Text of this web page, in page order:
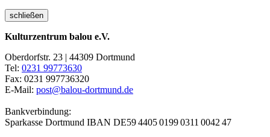
schließen
Kulturzentrum balou e.V.
Oberdorfstr. 23 | 44309 Dortmund
Tel: 0231 99773630
Fax: 0231 997736320
E-Mail: post@balou-dortmund.de
Bankverbindung:
Sparkasse Dortmund IBAN DE59 4405 0199 0311 0042 47